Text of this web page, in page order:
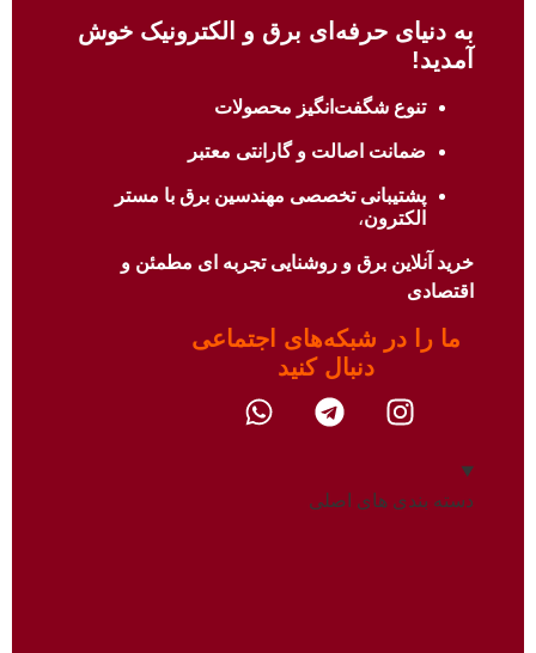
به دنیای حرفه‌ای برق و الکترونیک خوش
آمدید!
تنوع شگفت‌انگیز محصولات
ضمانت اصالت و گارانتی معتبر
پشتیبانی تخصصی مهندسین برق با مستر
الکترون،
خرید آنلاین برق و روشنایی تجربه ای مطمئن و
اقتصادی
ما را در شبکه‌های اجتماعی
دنبال کنید​
دسته بندی های اصلی